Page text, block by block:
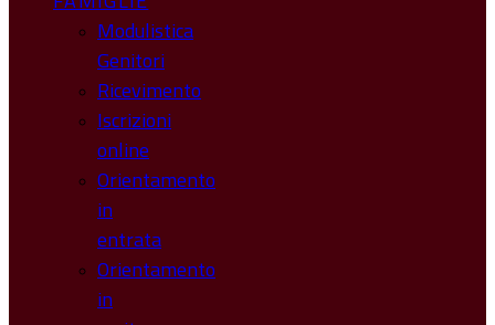
Modulistica
Genitori
Ricevimento
Iscrizioni
online
Orientamento
in
entrata
Orientamento
in